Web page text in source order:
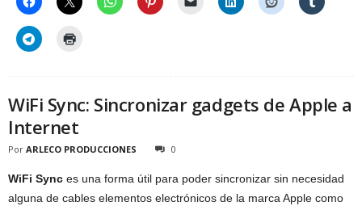
WiFi Sync: Sincronizar gadgets de Apple a
Internet
Por ARLECO PRODUCCIONES 0
WiFi Sync es una forma útil para poder sincronizar sin necesidad
alguna de cables elementos electrónicos de la marca Apple como